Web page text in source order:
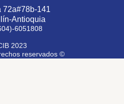
72a#78b-141
Antioquia
6051808
2023
reservados ©